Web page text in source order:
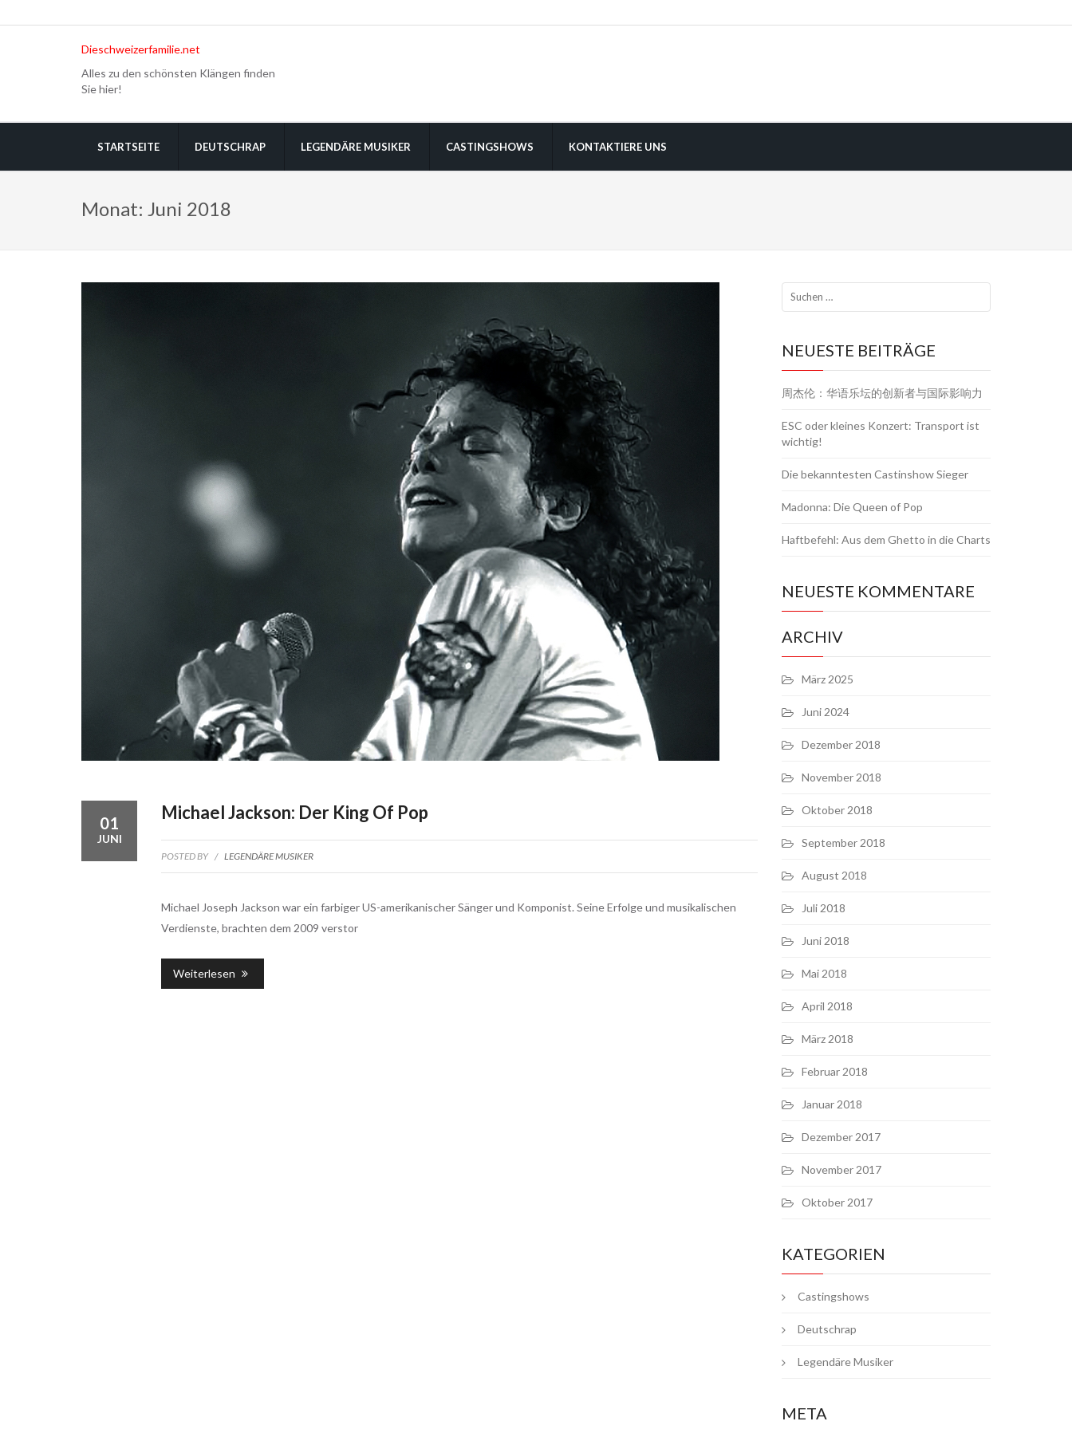
Dieschweizerfamilie.net
Alles zu den schönsten Klängen finden
Sie hier!
STARTSEITE DEUTSCHRAP LEGENDÄRE MUSIKER CASTINGSHOWS KONTAKTIERE UNS
Monat: Juni 2018
01
JUNI
Michael Jackson: Der King Of Pop
POSTED BY / LEGENDÄRE MUSIKER
Michael Joseph Jackson war ein farbiger US-amerikanischer Sänger und Komponist. Seine Erfolge und musikalischen
Verdienste, brachten dem 2009 verstor
Weiterlesen
NEUESTE BEITRÄGE
周杰伦：华语乐坛的创新者与国际影响力
ESC oder kleines Konzert: Transport ist
wichtig!
Die bekanntesten Castinshow Sieger
Madonna: Die Queen of Pop
Haftbefehl: Aus dem Ghetto in die Charts
NEUESTE KOMMENTARE
ARCHIV
März 2025
Juni 2024
Dezember 2018
November 2018
Oktober 2018
September 2018
August 2018
Juli 2018
Juni 2018
Mai 2018
April 2018
März 2018
Februar 2018
Januar 2018
Dezember 2017
November 2017
Oktober 2017
KATEGORIEN
Castingshows
Deutschrap
Legendäre Musiker
META